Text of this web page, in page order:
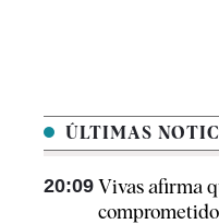
ÚLTIMAS
20:09 Vivas afirma